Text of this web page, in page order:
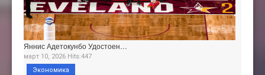
Яннис Адетокунбо Удостоен…
март 10, 2026 Hits:447
Экономика